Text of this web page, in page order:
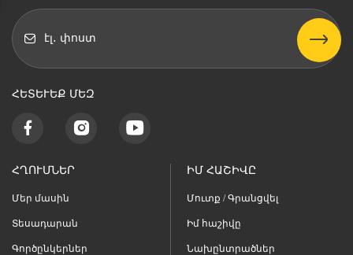
ՀԵՏԵՒԵՔ ՄԵԶ
ՀՂՈՒՄՆԵՐ
Մեր մասին
Տեսադարան
Գործընկերներ
ԻՄ ՀԱՇԻՎԸ
Մուտք / Գրանցվել
Իմ հաշիվը
Նախընտրածներ